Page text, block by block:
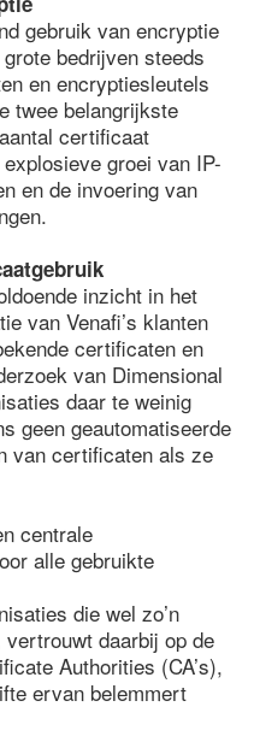
gebruik van encryptie
bedrijven steeds
en encryptiesleutels
twee belangrijkste
certificaat
groei van IP-
en de invoering van
inzicht in het
van Venafi’s klanten
certificaten en
van Dimensional
daar te weinig
geen geautomatiseerde
van certificaten als ze
centrale
alle gebruikte
die wel zo’n
daarbij op de
Authorities (CA’s),
ervan belemmert